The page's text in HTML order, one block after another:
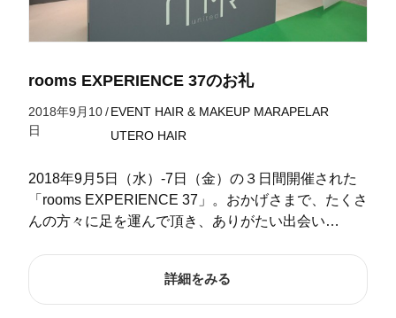
rooms EXPERIENCE 37のお礼
2018年9月10
日
/ EVENT HAIR & MAKEUP MARAPELAR
UTERO HAIR
2018年9月5日（水）-7日（金）の３日間開催された
「rooms EXPERIENCE 37」。おかげさまで、たくさ
んの方々に足を運んで頂き、ありがたい出会い…
詳細をみる